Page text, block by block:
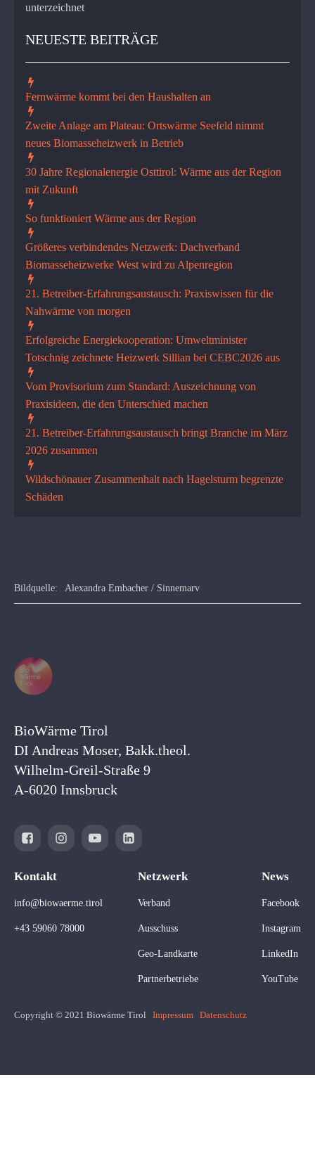
unterzeichnet
NEUESTE BEITRÄGE
Fernwärme kommt bei den Haushalten an
Zweite Anlage am Plateau: Ortswärme Seefeld nimmt
neues Biomasseheizwerk in Betrieb
30 Jahre Regionalenergie Osttirol: Wärme aus der Region
mit Zukunft
So funktioniert Wärme aus der Region
Größeres verbindendes Netzwerk: Dachverband
Biomasseheizwerke West wird zu Alpenregion
21. Betreiber-Erfahrungsaustausch: Praxiswissen für die
Nahwärme von morgen
Erfolgreiche Energiekooperati­on: Umweltminister
Totschnig zeichnete Heizwerk Sillian bei CEBC2026 aus
Vom Provisorium zum Standard: Auszeichnung von
Praxisideen, die den Unterschied machen
21. Betreiber-Erfahrungsaustausch bringt Branche im März
2026 zusammen
Wildschönauer Zusammenhalt nach Hagelsturm begrenzte
Schäden
Bildquelle: Alexandra Embacher / Sinnemarv
BioWärme Tirol
DI Andreas Moser, Bakk.theol.
Wilhelm-Greil-Straße 9
A-6020 Innsbruck
Kontakt
info@biowaerme.tirol
+43 59060 78000
Netzwerk
Verband
Ausschuss
Geo-Landkarte
Partnerbetriebe
News
Facebook
Instagram
LinkedIn
YouTube
Copyright © 2021 Biowärme Tirol Impressum Datenschutz